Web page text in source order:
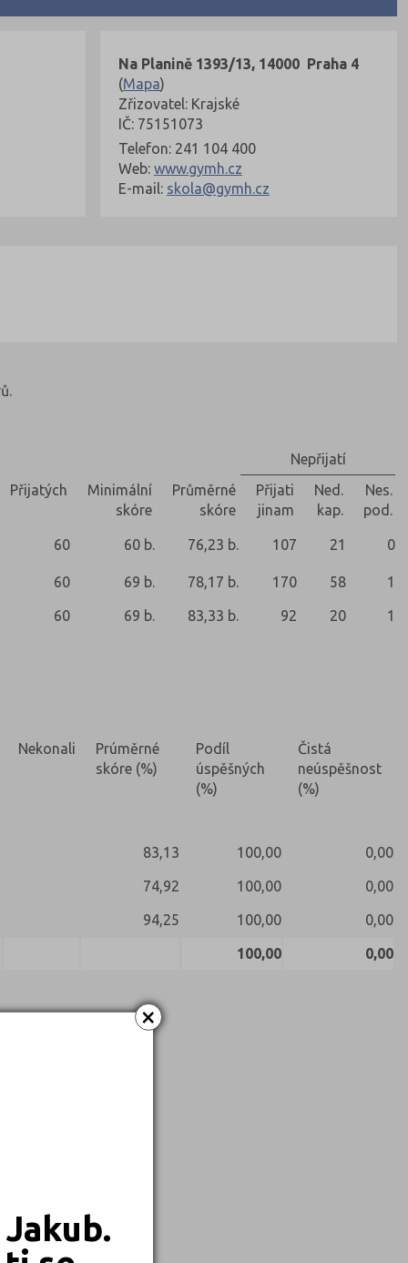
×
Na Planině 1393/13, 14000 Praha 4
(Mapa)
Zřizovatel: Krajské
IČ: 75151073
Telefon: 241 104 400
Web: www.gymh.cz
E-mail: skola@gymh.cz
Nepřijatí
Přijatých
Minimální
skóre
Průměrné
skóre
Přijati
jinam
Ned.
kap.
Nes.
pod.
60 60 b. 76,23 b. 107 21 0
60 69 b. 78,17 b. 170 58 1
60 69 b. 83,33 b. 92 20 1
Nekonali
Prúměrné
skóre (%)
Podíl
úspěšných
(%)
Čistá
neúspěšnost
(%)
83,13 100,00 0,00
74,92 100,00 0,00
94,25 100,00 0,00
100,00 0,00